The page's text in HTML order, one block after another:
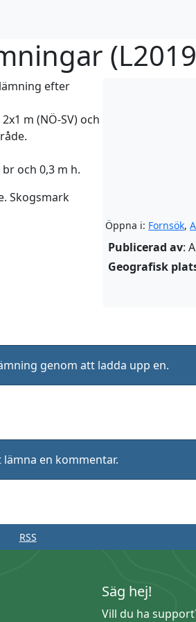
(
Öppna i: Fornsök,
Publicerad av:
Geografisk
efter
m (NÖ-SV) och
och 0,3 m h.
Skogsmark
genom att ladda upp en.
en kommentar.
RSS
Säg hej!
Vill du ha